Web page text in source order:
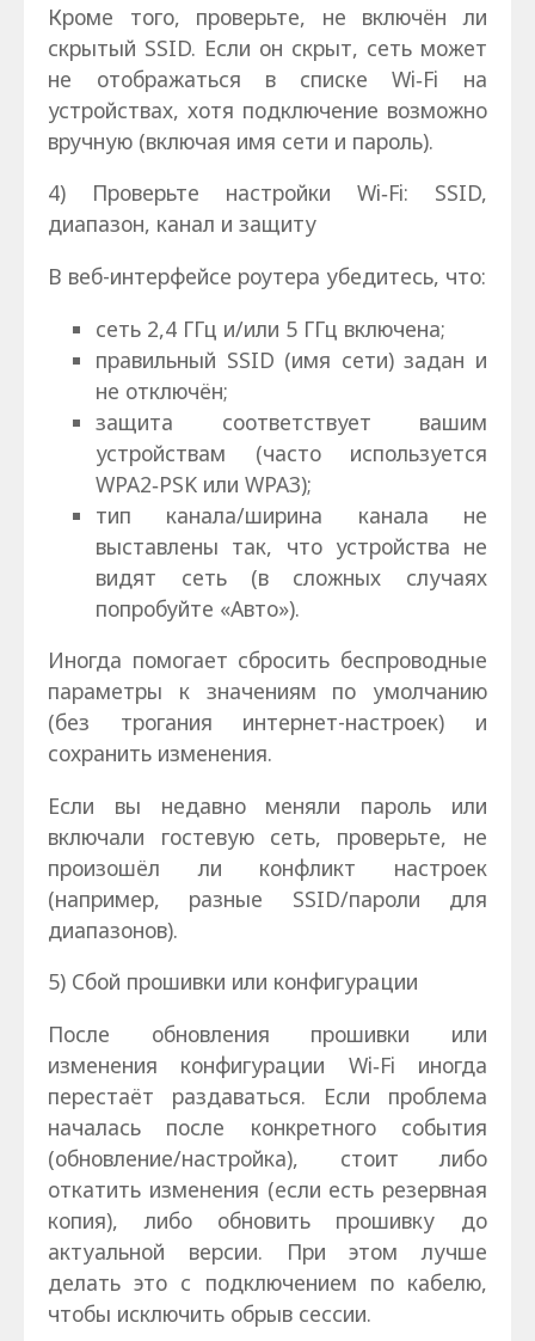
Кроме того, проверьте, не включён ли
скрытый SSID. Если он скрыт, сеть может
не отображаться в списке Wi‑Fi на
устройствах, хотя подключение возможно
вручную (включая имя сети и пароль).
4) Проверьте настройки Wi‑Fi: SSID,
диапазон, канал и защиту
В веб-интерфейсе роутера убедитесь, что:
сеть 2,4 ГГц и/или 5 ГГц включена;
правильный SSID (имя сети) задан и
не отключён;
защита соответствует вашим
устройствам (часто используется
WPA2‑PSK или WPA3);
тип канала/ширина канала не
выставлены так, что устройства не
видят сеть (в сложных случаях
попробуйте «Авто»).
Иногда помогает сбросить беспроводные
параметры к значениям по умолчанию
(без трогания интернет-настроек) и
сохранить изменения.
Если вы недавно меняли пароль или
включали гостевую сеть, проверьте, не
произошёл ли конфликт настроек
(например, разные SSID/пароли для
диапазонов).
5) Сбой прошивки или конфигурации
После обновления прошивки или
изменения конфигурации Wi‑Fi иногда
перестаёт раздаваться. Если проблема
началась после конкретного события
(обновление/настройка), стоит либо
откатить изменения (если есть резервная
копия), либо обновить прошивку до
актуальной версии. При этом лучше
делать это с подключением по кабелю,
чтобы исключить обрыв сессии.